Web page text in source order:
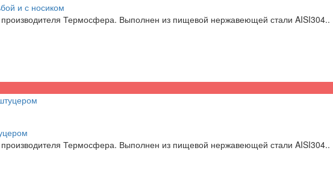
и с носиком
производителя Термосфера. Выполнен из пищевой нержавеющей стали AISI304..
производителя Термосфера. Выполнен из пищевой нержавеющей стали AISI304..